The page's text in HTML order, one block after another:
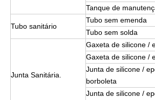
Tanque de
Tubo sanitário
Tubo sem emenda
Tubo sem solda
Junta Sanitária.
Gaxeta de silicone /
Gaxeta de silicone /
Junta de silicone /
borboleta
Junta de silicone /